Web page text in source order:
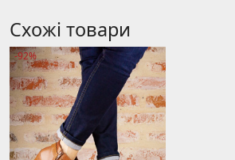
Схожі товари
-92%